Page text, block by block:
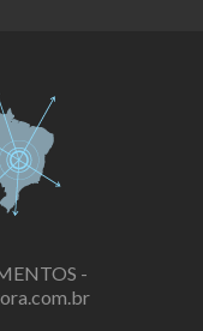
-